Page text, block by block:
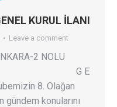
KURUL İLANI
Leave a comment
2 NOLU
G E
8. Olağan
gündem konularını